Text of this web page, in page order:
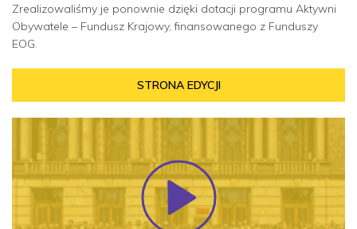
Zrealizowaliśmy je ponownie dzięki dotacji programu Aktywni
Obywatele – Fundusz Krajowy, finansowanego z Funduszy
EOG.
STRONA EDYCJI